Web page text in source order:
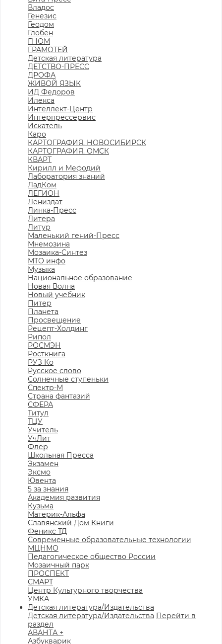
Владос
Генезис
Геодом
Глобен
ГНОМ
ГРАМОТЕЙ
Детская литература
ДЕТСТВО-ПРЕСС
ДРОФА
ЖИВОЙ ЯЗЫК
ИД Федоров
Илекса
Интеллект-Центр
Интерпрессервис
Искатель
Каро
КАРТОГРАФИЯ. НОВОСИБИРСК
КАРТОГРАФИЯ. ОМСК
КВАРТ
Кирилл и Мефодий
Лаборатория знаний
ЛадКом
ЛЕГИОН
Лениздат
Линка-Пресс
Литера
Литур
Маленький гений-Пресс
Мнемозина
Мозаика-Синтез
МТО инфо
Музыка
Национальное образование
Новая Волна
Новый учебник
Питер
Планета
Просвещение
Рецепт-Холдинг
Рипол
РОСМЭН
Росткнига
РУЗ Ко
Русское слово
Солнечные ступеньки
Спектр-М
Страна фантазий
СФЕРА
Титул
ТЦУ
Учитель
УчЛит
Флер
Школьная Пресса
Экзамен
Эксмо
Ювента
5 за знания
Академия развития
Кузьма
Материк-Альфа
Славянский Дом Книги
Феникс ТД
Современные образовательные технологии
МЦНМО
Педагогическое общество России
Мозаичный парк
ПРОСПЕКТ
СМАРТ
Центр Культурного творчества
УМКА
Детская литература/Издательства
Детская литература/Издательства Перейти в
раздел
АВАНТА +
Азбукварик